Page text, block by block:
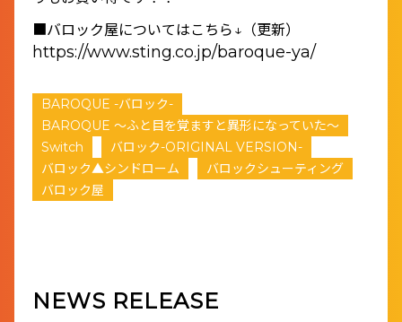
■バロック屋についてはこちら↓（更新）
https://www.sting.co.jp/baroque-ya/
BAROQUE -バロック-
BAROQUE ～ふと目を覚ますと異形になっていた～
Switch
バロック-ORIGINAL VERSION-
バロック▲シンドローム
バロックシューティング
バロック屋
NEWS RELEASE